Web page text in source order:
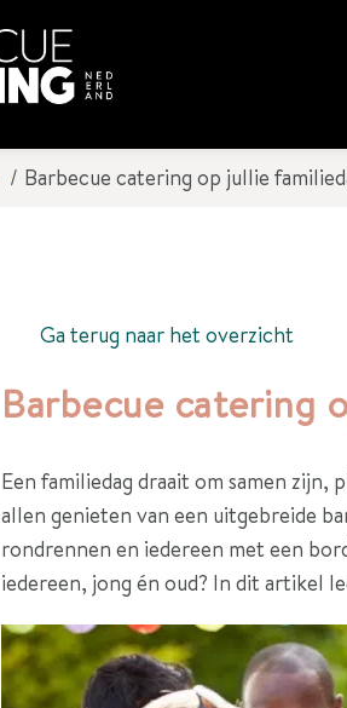
Barbecue catering op jullie
Ga terug naar het overzicht
Barbecue catering
Een familiedag draait om samen zijn,
allen genieten van een uitgebreide
rondrennen en iedereen met een
iedereen, jong én oud? In dit artikel